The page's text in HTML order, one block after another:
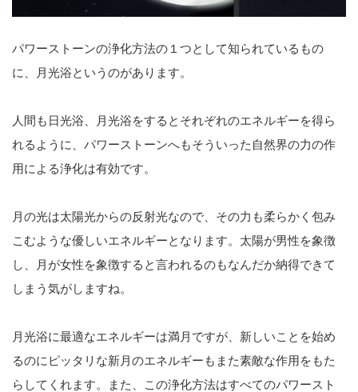
パワーストーンの浄化方法の１つとして知られているもの
に、月光浴というのがあります。
人間も日光浴、月光浴をするとそれぞれのエネルギーを得ら
れるように、パワーストーンへもそういった自然界の力の作
用による浄化は有効です。
月の光は太陽光からの反射光なので、その力も柔らかく包み
こむような優しいエネルギーとなります。太陽が男性を象徴
し、月が女性を象徴すると言われるのもなんだか納得できて
しまう気がしますね。
月光浴に最適なエネルギーは満月ですが、新しいことを始め
るのにピッタリな新月のエネルギーもまた素敵な作用をもた
らしてくれます。また、この浄化方法はすべてのパワースト